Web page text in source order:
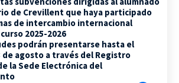
de Crevillent que haya participado
de intercambio internacional
2025-2026
podrán presentarse hasta el
de agosto a través del Registro
la Sede Electrónica del